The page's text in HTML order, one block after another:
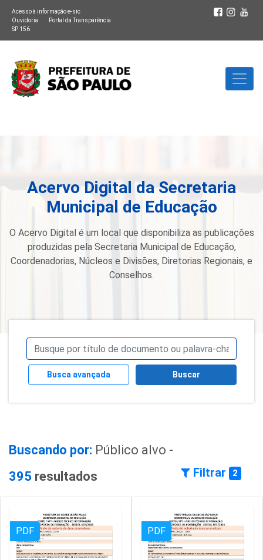
Acesso à informação e-sic
Ouvidoria
Portal da Transparência
SP 156
Acervo Digital da Secretaria
Municipal de Educação
O Acervo Digital é um local que disponibiliza as publicações
produzidas pela Secretaria Municipal de Educação,
Coordenadorias, Núcleos e Divisões, Diretorias Regionais, e
Conselhos.
Busca avançada Buscar
Buscando por: Público alvo -
395 resultados Filtrar 2
PDF PDF